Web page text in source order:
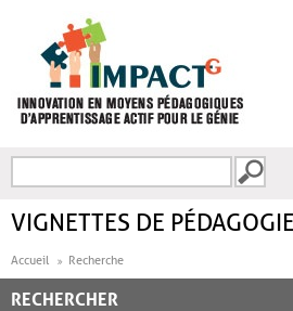
FORMULAIRE DE
VIGNETTES DE
Accueil Recherche
RECHERCHER